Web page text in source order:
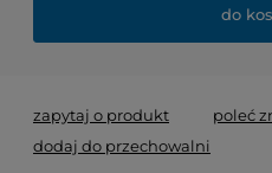
do
zapytaj o produkt poleć
dodaj do przechowalni